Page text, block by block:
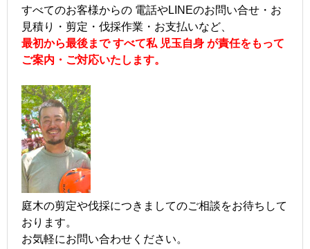
すべてのお客様からの 電話やLINEのお問い合せ・お
見積り・剪定・伐採作業・お支払いなど、
最初から最後まで すべて私 児玉自身 が責任をもって
ご案内・ご対応いたします。
庭木の剪定や伐採につきましてのご相談をお待ちして
おります。
お気軽にお問い合わせください。